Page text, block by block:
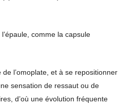
comme la capsule
l’omoplate, et à se repositionner
sensation de ressaut ou de
d’où une évolution fréquente